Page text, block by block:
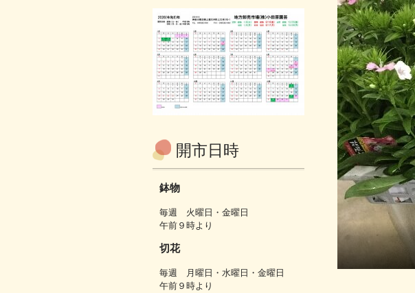
開市日時
鉢物
毎週 火曜日・金曜日
午前９時より
切花
毎週 月曜日・水曜日・金曜日
午前９時より